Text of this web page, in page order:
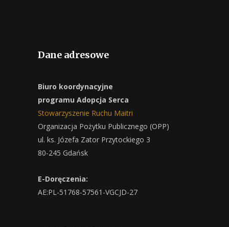
Dane adresowe
Biuro koordynacyjne
programu Adopcja Serca
Stowarzyszenie Ruchu Maitri
Organizacja Pożytku Publicznego (OPP)
ul. ks. Józefa Zator Przytockiego 3
80-245 Gdańsk
E-Doręczenia:
AE:PL-51768-57561-VGCJD-27